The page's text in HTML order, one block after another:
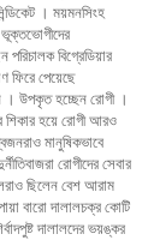
। ময়মনসিংহ
বিগ্রেডিয়ার
ফিরে পেয়েছে
। উপকৃত হচ্ছেন রোগী ।
শিকার হয়ে রোগী আরও
মানুষিকভাবে
রোগীদের সেবার
ছিলেন বেশ আরাম
বারো দালালচক্র কোটি
দালালদের ভয়ঙ্কর